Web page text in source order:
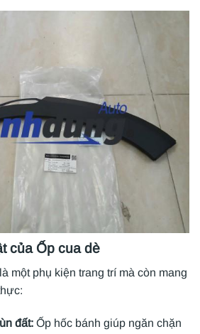
của Ốp cua dè
một phụ kiện trang trí mà còn mang
đất: Ốp hốc bánh giúp ngăn chặn